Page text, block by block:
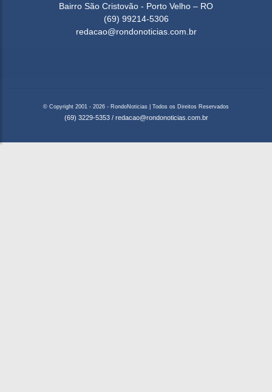
Bairro São Cristovão - Porto Velho – RO
(69) 99214-5306
redacao@rondonoticias.com.br
© Copyright 2001 - 2026 - RondoNoticias | Todos os Direitos Reservados
(69) 3229-5353 / redacao@rondonoticias.com.br